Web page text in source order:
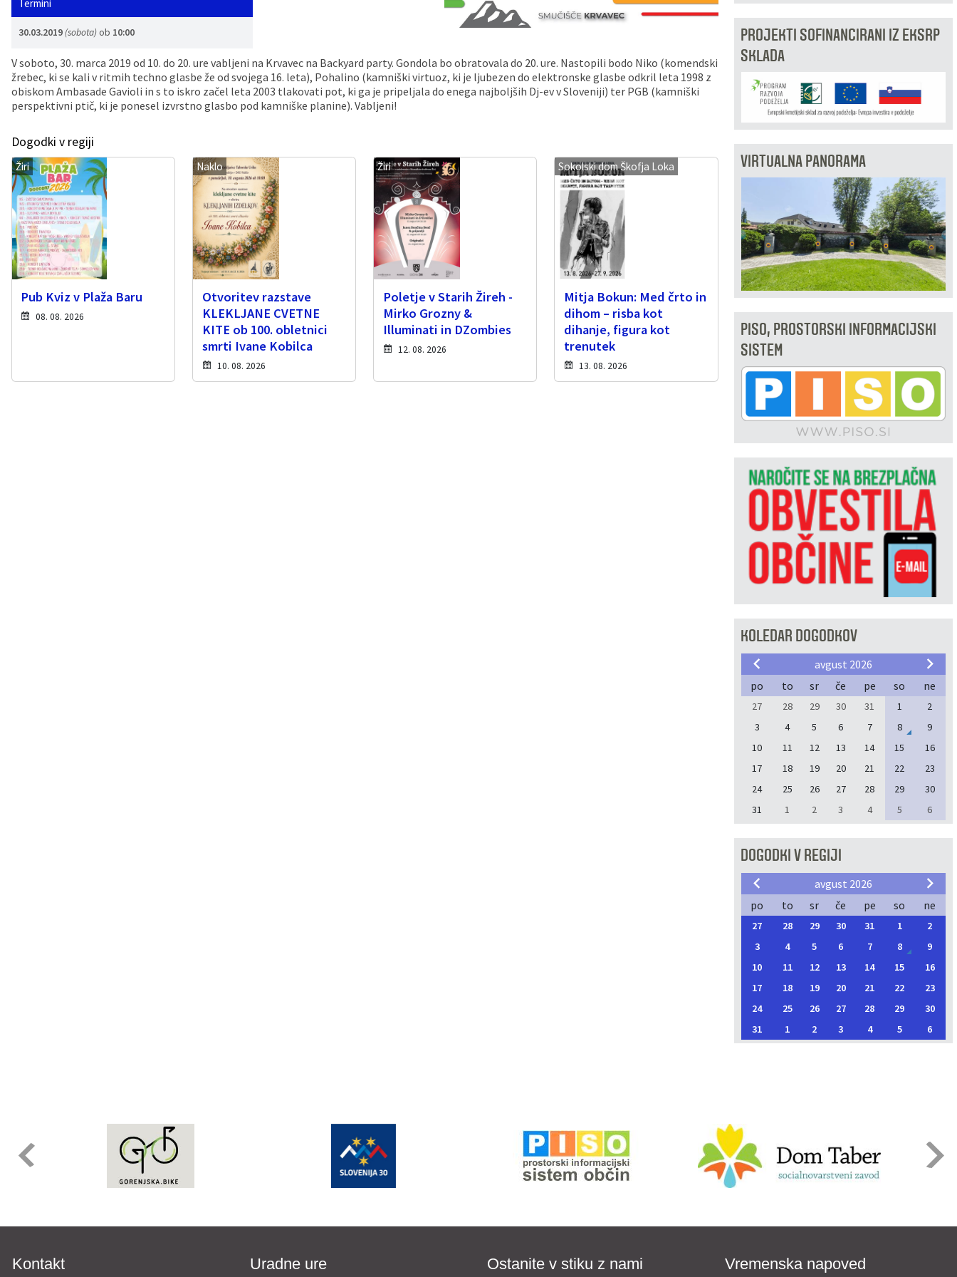
Termini
30.03.2019(sobota)ob 10:00
V soboto, 30. marca 2019 od 10. do 20. ure vabljeni na Krvavec na Backyard party. Gondola bo obratovala do 20. ure. Nastopili bodo Niko (komendski
žrebec, ki se kali v ritmih techno glasbe že od svojega 16. leta), Pohalino (kamniški virtuoz, ki je ljubezen do elektronske glasbe odkril leta 1998 z
obiskom Ambasade Gavioli in s to iskro začel leta 2003 tlakovati pot, ki ga je pripeljala do enega najboljših Dj-ev v Sloveniji) ter PGB (kamniški
perspektivni ptič, ki je ponesel izvrstno glasbo pod kamniške planine). Vabljeni!
Dogodki v regiji
Žiri
Pub Kviz v Plaža Baru
08. 08. 2026
Naklo
Otvoritev razstave
KLEKLJANE CVETNE
KITE ob 100. obletnici
smrti Ivane Kobilca
10. 08. 2026
Žiri
Poletje v Starih Žireh -
Mirko Grozny &
Illuminati in DZombies
12. 08. 2026
Sokolski dom Škofja Loka
Mitja Bokun: Med črto in
dihom – risba kot
dihanje, figura kot
trenutek
13. 08. 2026
PROJEKTI SOFINANCIRANI IZ EKSRP
SKLADA
VIRTUALNA PANORAMA
PISO, PROSTORSKI INFORMACIJSKI
SISTEM
KOLEDAR DOGODKOV
avgust 2026
po
to sr če pe so ne
27 28 29 30 31 1
2
3
4 5 6 7 8
9
10
11 12 13 14 15
16
17
18 19 20 21 22
23
24
25 26 27 28 29
30
31
1 2 3 4 5 6
DOGODKI V REGIJI
avgust 2026
po
to sr če pe so ne
27 28 29 30 31 1
2
3
4 5 6 7 8
9
10
11 12 13 14 15
16
17
18 19 20 21 22
23
24
25 26 27 28 29
30
31
1 2 3 4 5 6
Kontakt Uradne ure Ostanite v stiku z nami Vremenska napoved
Vaške skupnosti
Medobčinski inšpektorat
Načrt ravnanja s stvarnim premoženjem
Galerija slik
Dokumenti v javni obravnavi